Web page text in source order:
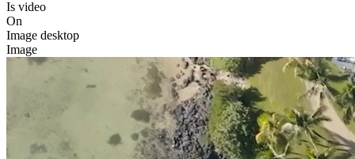
Is video
On
Image desktop
Image